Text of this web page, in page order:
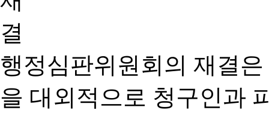
행정심판위원회의 재결
을 대외적으로 청구인과